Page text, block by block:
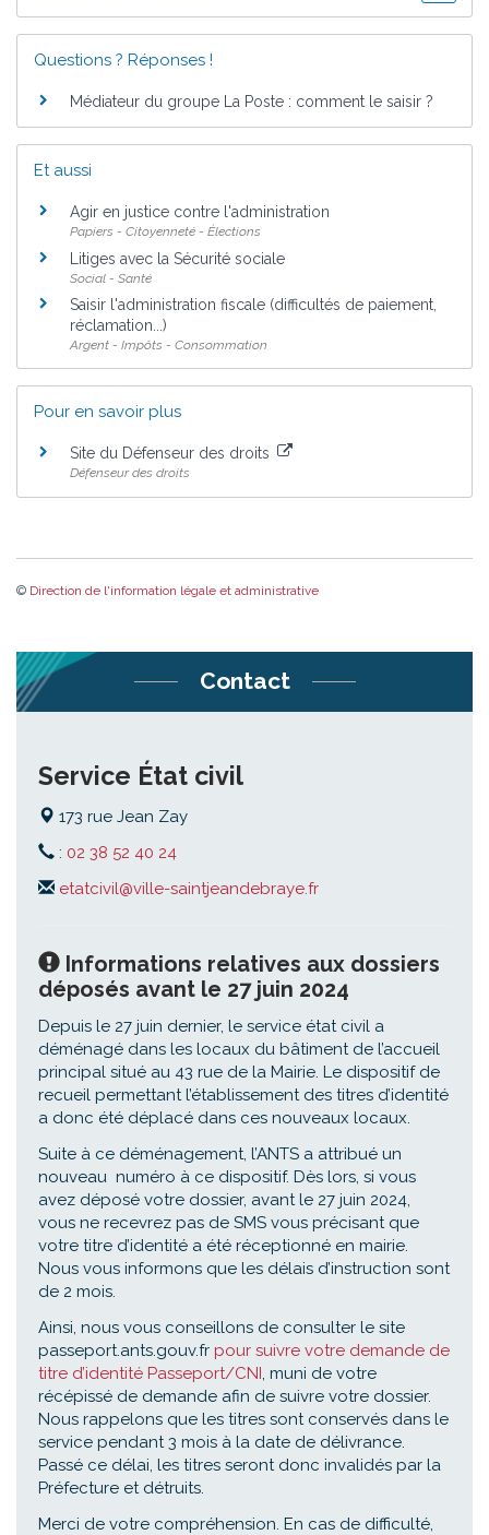
Questions ? Réponses !
Médiateur du groupe La Poste : comment le saisir ?
Et aussi
Agir en justice contre l'administration
Papiers - Citoyenneté - Élections
Litiges avec la Sécurité sociale
Social - Santé
Saisir l'administration fiscale (difficultés de paiement,
réclamation...)
Argent - Impôts - Consommation
Pour en savoir plus
Site du Défenseur des droits
Défenseur des droits
© Direction de l'information légale et administrative
Contact
Service État civil
173 rue Jean Zay
: 02 38 52 40 24
etatcivil@ville-saintjeandebraye.fr
Informations relatives aux dossiers
déposés avant le 27 juin 2024
Depuis le 27 juin dernier, le service état civil a
déménagé dans les locaux du bâtiment de l’accueil
principal situé au 43 rue de la Mairie. Le dispositif de
recueil permettant l’établissement des titres d’identité
a donc été déplacé dans ces nouveaux locaux.
Suite à ce déménagement, l’ANTS a attribué un
nouveau numéro à ce dispositif. Dès lors, si vous
avez déposé votre dossier, avant le 27 juin 2024,
vous ne recevrez pas de SMS vous précisant que
votre titre d’identité a été réceptionné en mairie.
Nous vous informons que les délais d’instruction sont
de 2 mois.
Ainsi, nous vous conseillons de consulter le site
passeport.ants.gouv.fr pour suivre votre demande de
titre d’identité Passeport/CNI , muni de votre
récépissé de demande afin de suivre votre dossier.
Nous rappelons que les titres sont conservés dans le
service pendant 3 mois à la date de délivrance.
Passé ce délai, les titres seront donc invalidés par la
Préfecture et détruits.
Merci de votre compréhension. En cas de difficulté,